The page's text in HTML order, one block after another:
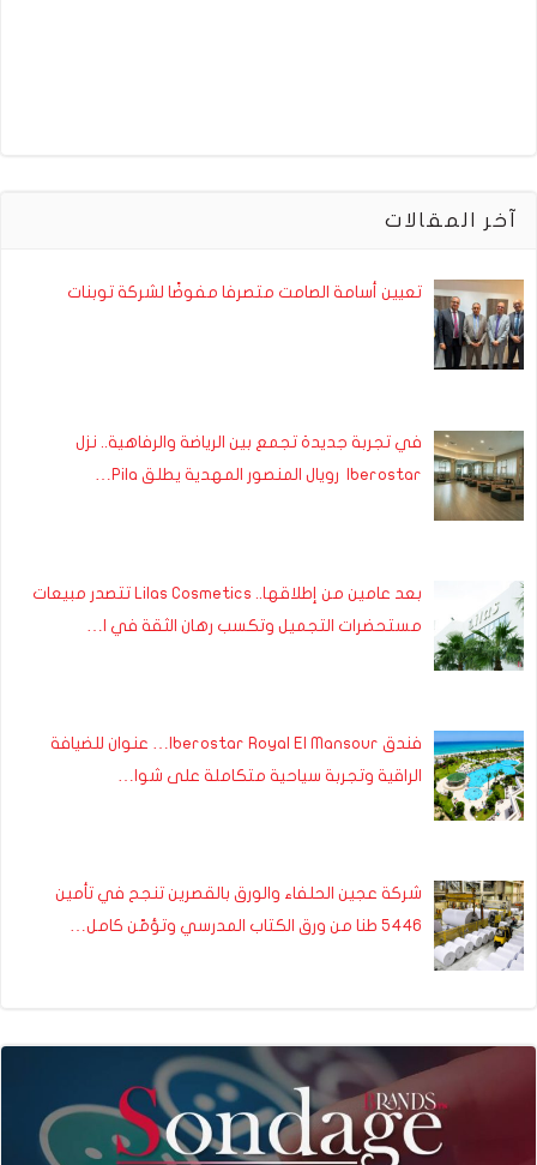
آخر المقالات
تعيين أسامة الصامت متصرفا مفوضًا لشركة توبنات
في تجربة جديدة تجمع بين الرياضة والرفاهية.. نزل
Iberostar رويال المنصور المهدية يطلق Pila…
بعد عامين من إطلاقها.. Lilas Cosmetics تتصدر مبيعات
مستحضرات التجميل وتكسب رهان الثقة في ا…
فندق Iberostar Royal El Mansour… عنوان للضيافة
الراقية وتجربة سياحية متكاملة على شوا…
شركة عجين الحلفاء والورق بالقصرين تنجح في تأمين
5446 طنا من ورق الكتاب المدرسي وتؤمّن كامل…